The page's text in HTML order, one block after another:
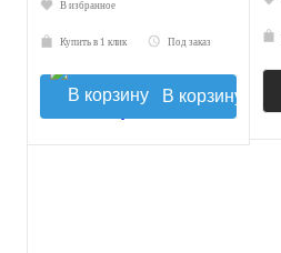
В избранное
Купить в 1 клик Под заказ
В корзину